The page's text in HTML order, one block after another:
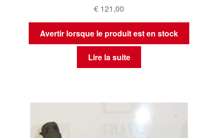
€ 121,00
Avertir lorsque le produit est en stock
Lire la suite